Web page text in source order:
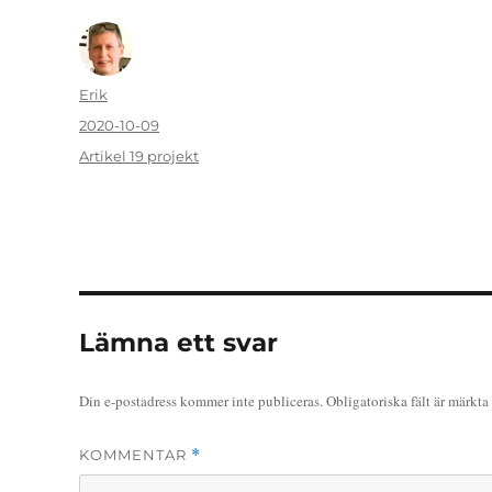
Författare
Erik
Publicerat
den
2020-10-09
Kategorier
Artikel 19 projekt
Lämna ett svar
Din e-postadress kommer inte publiceras. Obligatoriska fält är märkta
KOMMENTAR *